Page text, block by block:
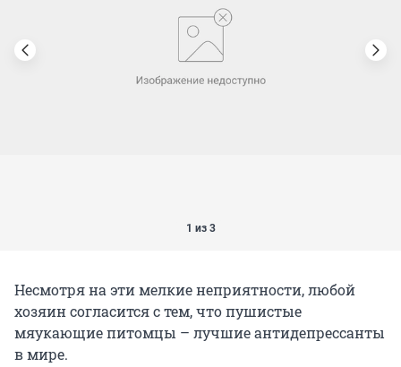
1 из 3
Несмотря на эти мелкие неприятности, любой
хозяин согласится с тем, что пушистые
мяукающие питомцы – лучшие антидепрессанты
в мире.